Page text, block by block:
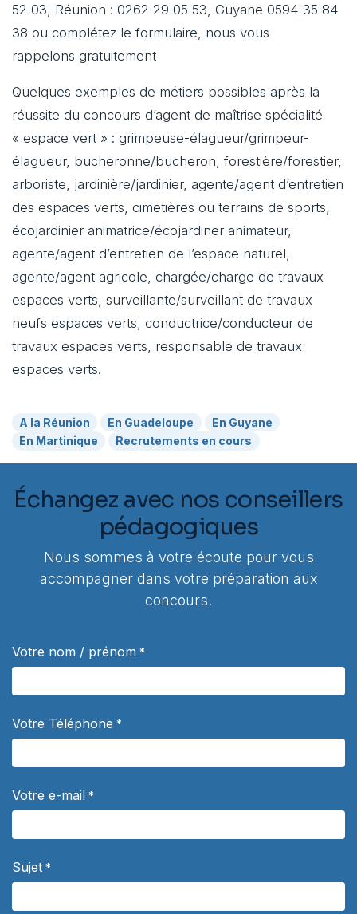
52 03, Réunion : 0262 29 05 53, Guyane 0594 35 84
38 ou complétez le formulaire, nous vous
rappelons gratuitement
Quelques exemples de métiers possibles après la
réussite du concours d’agent de maîtrise spécialité
« espace vert » : grimpeuse-élagueur/grimpeur-
élagueur, bucheronne/bucheron, forestière/forestier,
arboriste, jardinière/jardinier, agente/agent d’entretien
des espaces verts, cimetières ou terrains de sports,
écojardinier animatrice/écojardiner animateur,
agente/agent d’entretien de l’espace naturel,
agente/agent agricole, chargée/charge de travaux
espaces verts, surveillante/surveillant de travaux
neufs espaces verts, conductrice/conducteur de
travaux espaces verts, responsable de travaux
espaces verts.
A la Réunion En Guadeloupe
En Guyane
En Martinique
Recrutements en cours
Échangez avec nos conseillers
pédagogiques
Nous sommes à votre écoute pour vous
accompagner dans votre préparation aux
concours.
Votre nom / prénom *
Votre Téléphone *
Votre e-mail *
Sujet *